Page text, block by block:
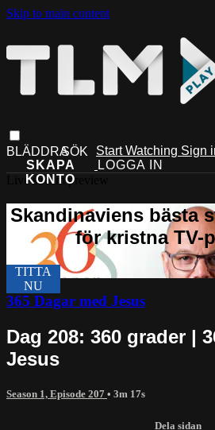
Skip to main content
Start Watching Sign
Live stream preview
365 Dagar med Jesus
Dag 208: 360 grader |
Jesus
Season 1, Episode 207 • 3m 17s